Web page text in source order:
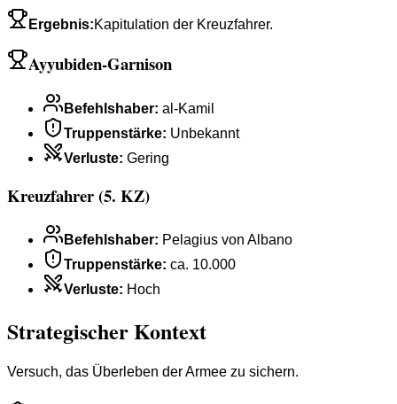
Ergebnis:Kapitulation der Kreuzfahrer.
Ayyubiden-Garnison
Befehlshaber: al-Kamil
Truppenstärke: Unbekannt
Verluste: Gering
Kreuzfahrer (5. KZ)
Befehlshaber: Pelagius von Albano
Truppenstärke: ca. 10.000
Verluste: Hoch
Strategischer Kontext
Versuch, das Überleben der Armee zu sichern.